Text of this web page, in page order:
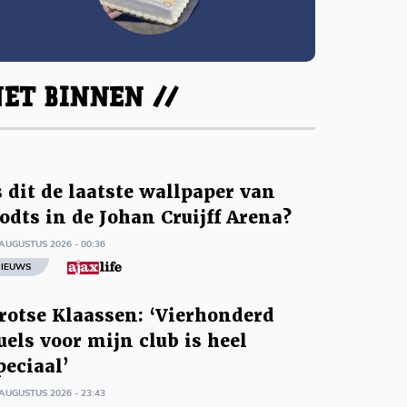
BINNEN //
dit de laatste wallpaper van
in de Johan Cruijff Arena?
2026 - 00:36
Klaassen: ‘Vierhonderd
voor mijn club is heel
2026 - 23:43